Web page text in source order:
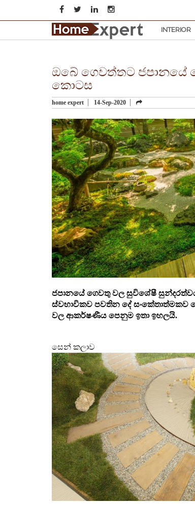
INTERIOR
ඔබේ ගෙවත්තට ජපානයේ
කොටස
home expert 14-Sep-2020
ජපානයේ ගෙවතු වල සුවිශේෂී
ස්වභාවිකව පවතින දේ
වල ආකර්ෂණීය පෙනුම ඉතා ඉහලයි.
සෙන් කලාව